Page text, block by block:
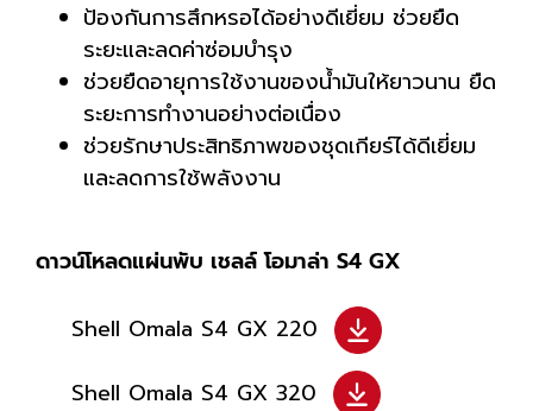
ป้องกันการสึกหรอได้อย่างดีเยี่ยม ช่วยยืด
ระยะและลดค่าซ่อมบำรุง
ช่วยยืดอายุการใช้งานของน้ำมันให้ยาวนาน ยืด
ระยะการทำงานอย่างต่อเนื่อง
ช่วยรักษาประสิทธิภาพของชุดเกียร์ได้ดีเยี่ยม
และลดการใช้พลังงาน
ดาวน์โหลดแผ่นพับ เชลล์ โอมาล่า S4 GX
Shell Omala S4 GX 220
Shell Omala S4 GX 320